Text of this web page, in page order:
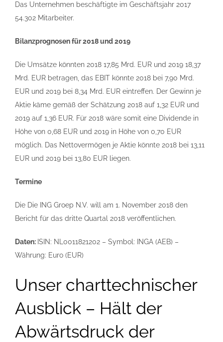
Das Unternehmen beschäftigte im Geschäftsjahr 2017
54.302 Mitarbeiter.
Bilanzprognosen für 2018 und 2019
Die Umsätze könnten 2018 17,85 Mrd. EUR und 2019 18,37
Mrd. EUR betragen, das EBIT könnte 2018 bei 7,90 Mrd.
EUR und 2019 bei 8,34 Mrd. EUR eintreffen. Der Gewinn je
Aktie käme gemäß der Schätzung 2018 auf 1,32 EUR und
2019 auf 1,36 EUR. Für 2018 wäre somit eine Dividende in
Höhe von 0,68 EUR und 2019 in Höhe von 0,70 EUR
möglich. Das Nettovermögen je Aktie könnte 2018 bei 13,11
EUR und 2019 bei 13,80 EUR liegen.
Termine
Die Die ING Groep N.V. will am 1. November 2018 den
Bericht für das dritte Quartal 2018 veröffentlichen.
Daten: ISIN: NL0011821202 – Symbol: INGA (AEB) –
Währung: Euro (EUR)
Unser charttechnischer
Ausblick – Hält der
Abwärtsdruck der